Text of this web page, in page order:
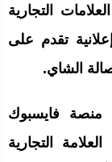
التجارية
تقدم على
الشاي.
على منصة فايسبوك
العلامة التجارية